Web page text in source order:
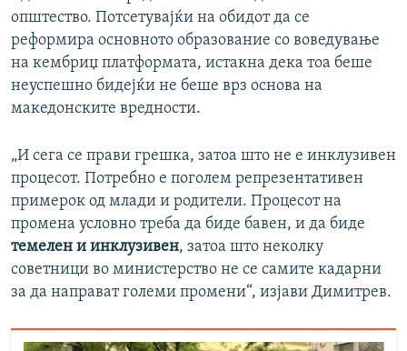
општество. Потсетувајќи на обидот да се
реформира основното образование со воведување
на кембриџ платформата, истакна дека тоа беше
неуспешно бидејќи не беше врз основа на
македонските вредности.
„И сега се прави грешка, затоа што не е инклузивен
процесот. Потребно е поголем репрезентативен
примерок од млади и родители. Процесот на
промена условно треба да биде бавен, и да биде
темелен и инклузивен, затоа што неколку
советници во министерство не се самите кадарни
за да направат големи промени“, изјави Димитрев.